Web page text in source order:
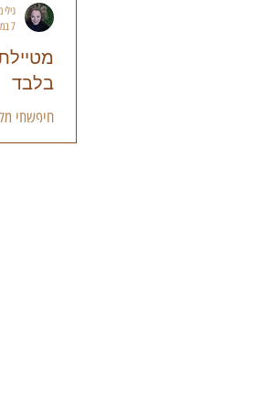
בלבד
חיפשתי
לא הייתי
7 במאי 2019